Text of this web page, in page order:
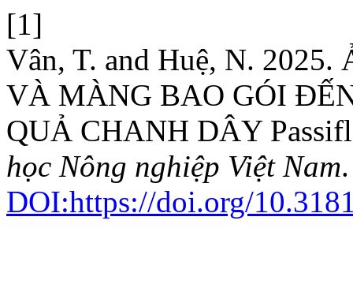
[1]
Vân, T. and Huệ, N.
VÀ MÀNG BAO GÓI
QUẢ CHANH DÂY
học Nông nghiệp Việt Nam
DOI:https://doi.org/